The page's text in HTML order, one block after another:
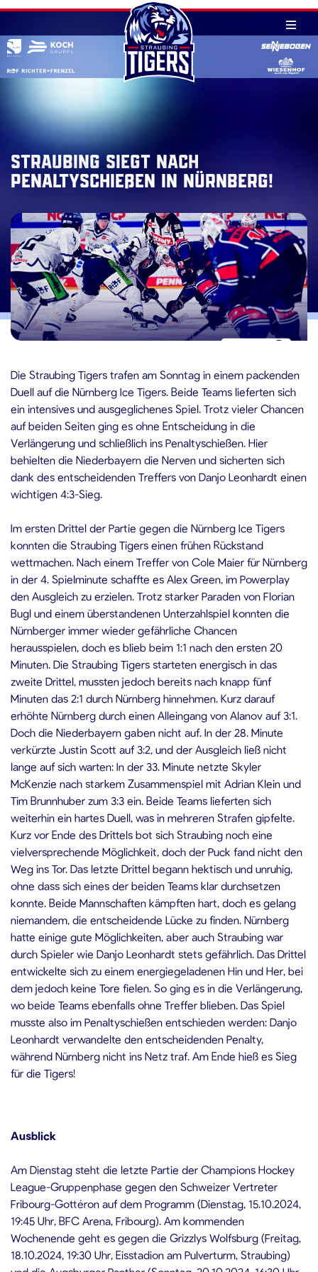
Skip
content
Straubing siegt nach
Penaltyschießen in Nürnberg!
Die Straubing Tigers trafen am Sonntag in einem packenden
Duell auf die Nürnberg Ice Tigers. Beide Teams lieferten sich
ein intensives und ausgeglichenes Spiel. Trotz vieler Chancen
auf beiden Seiten ging es ohne Entscheidung in die
Verlängerung und schließlich ins Penaltyschießen. Hier
behielten die Niederbayern die Nerven und sicherten sich
dank des entscheidenden Treffers von Danjo Leonhardt einen
wichtigen 4:3-Sieg.
Im ersten Drittel der Partie gegen die Nürnberg Ice Tigers
konnten die Straubing Tigers einen frühen Rückstand
wettmachen. Nach einem Treffer von Cole Maier für Nürnberg
in der 4. Spielminute schaffte es Alex Green, im Powerplay
den Ausgleich zu erzielen. Trotz starker Paraden von Florian
Bugl und einem überstandenen Unterzahlspiel konnten die
Nürnberger immer wieder gefährliche Chancen
herausspielen, doch es blieb beim 1:1 nach den ersten 20
Minuten. Die Straubing Tigers starteten energisch in das
zweite Drittel, mussten jedoch bereits nach knapp fünf
Minuten das 2:1 durch Nürnberg hinnehmen. Kurz darauf
erhöhte Nürnberg durch einen Alleingang von Alanov auf 3:1.
Doch die Niederbayern gaben nicht auf. In der 28. Minute
verkürzte Justin Scott auf 3:2, und der Ausgleich ließ nicht
lange auf sich warten: In der 33. Minute netzte Skyler
McKenzie nach starkem Zusammenspiel mit Adrian Klein und
Tim Brunnhuber zum 3:3 ein. Beide Teams lieferten sich
weiterhin ein hartes Duell, was in mehreren Strafen gipfelte.
Kurz vor Ende des Drittels bot sich Straubing noch eine
vielversprechende Möglichkeit, doch der Puck fand nicht den
Weg ins Tor. Das letzte Drittel begann hektisch und unruhig,
ohne dass sich eines der beiden Teams klar durchsetzen
konnte. Beide Mannschaften kämpften hart, doch es gelang
niemandem, die entscheidende Lücke zu finden. Nürnberg
hatte einige gute Möglichkeiten, aber auch Straubing war
durch Spieler wie Danjo Leonhardt stets gefährlich. Das Drittel
entwickelte sich zu einem energiegeladenen Hin und Her, bei
dem jedoch keine Tore fielen. So ging es in die Verlängerung,
wo beide Teams ebenfalls ohne Treffer blieben. Das Spiel
musste also im Penaltyschießen entschieden werden: Danjo
Leonhardt verwandelte den entscheidenden Penalty,
während Nürnberg nicht ins Netz traf. Am Ende hieß es Sieg
für die Tigers!
Ausblick
Am Dienstag steht die letzte Partie der Champions Hockey
League-Gruppenphase gegen den Schweizer Vertreter
Fribourg-Gottéron auf dem Programm (Dienstag, 15.10.2024,
19:45 Uhr, BFC Arena, Fribourg). Am kommenden
Wochenende geht es gegen die Grizzlys Wolfsburg (Freitag,
18.10.2024, 19:30 Uhr, Eisstadion am Pulverturm, Straubing)